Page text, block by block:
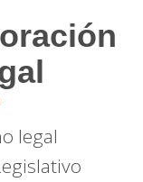
legal